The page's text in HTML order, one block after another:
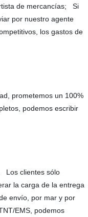
de mercancías; Si
por nuestro agente
los gastos de
prometemos un 100%
podemos escribir
Los clientes sólo
la carga de la entrega
envío, por mar y por
EMS, podemos